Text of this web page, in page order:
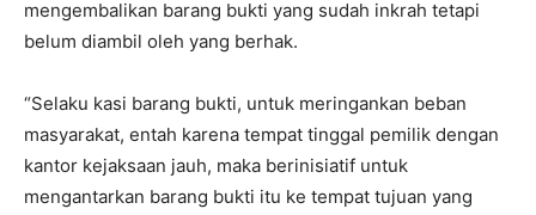
mengembalikan barang bukti yang sudah inkrah tetapi
belum diambil oleh yang berhak.
“Selaku kasi barang bukti, untuk meringankan beban
masyarakat, entah karena tempat tinggal pemilik dengan
kantor kejaksaan jauh, maka berinisiatif untuk
mengantarkan barang bukti itu ke tempat tujuan yang